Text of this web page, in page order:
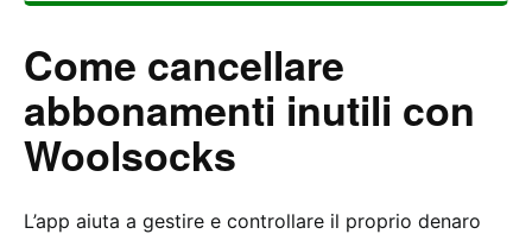
Come cancellare
abbonamenti inutili con
Woolsocks
L’app aiuta a gestire e controllare il proprio denaro